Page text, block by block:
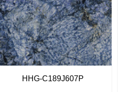
HHG-C189J607P